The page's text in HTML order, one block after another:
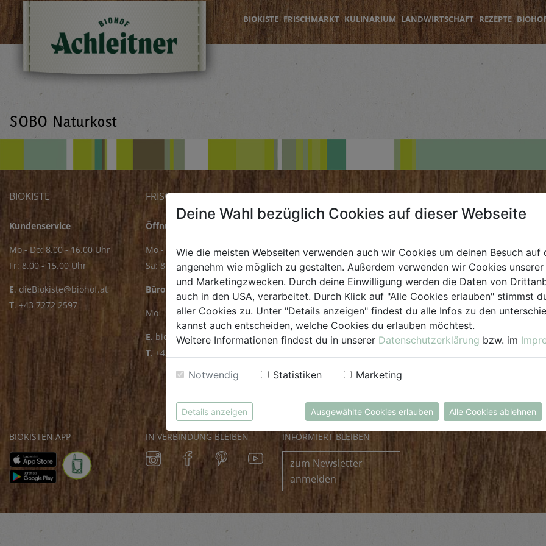
BIOKISTE FRISCHMARKT KULINARIUM LANDWIRTSCHAFT REZEPTE
SOBO Naturkost
BIOKISTE
Kundenservice
Mo - Do: 8.00 - 16.00 Uhr
Fr: 8.00 - 15.00 Uhr
E. dieBiokiste@biohof.at
T. +43 7272 2597
FRISCHMARKT
Öffnungszeiten
Mo - Fr: 8.00 - 18.00 Uhr
Sa: 8.00 - 14.00 Uhr
Bürozeiten
Mo - Fr: 8.00 - 16.00 Uhr
E. biofrischmarkt@biohof.at
T. +43 7272 4859 70
KULINARIUM
Öffnungszeiten
Mo - Fr: 8.00 - 14.30 Uhr
Sa: 8.00 - 13.30 Uhr
E.biokulinarium@biohof.at
T.+43 7272 4859 60
GROSSHANDEL
Mo - Do: 8.00 - 16.00 Uhr
Fr: 8.00 - 12.00 Uhr
E .verkauf@biohof.at
.+43 7272 4859 50
BIOKISTEN APP IN VERBINDUNG BLEIBEN INFORMIERT BLEIBEN
zum Newsletter
anmelden
Deine Wahl bezüglich Cookies auf dieser Webseite
Wie die meisten Webseiten verwenden auch wir Cookies um deinen Besuch auf
angenehm wie möglich zu gestalten. Außerdem verwenden wir Cookies
und Marketingzwecken. Durch deine Einwilligung werden die Daten von
auch in den USA, verarbeitet. Durch Klick auf "Alle Cookies erlauben" stimmst
aller Cookies zu. Unter "Details anzeigen" findest du alle Infos zu den
kannst auch entscheiden, welche Cookies du erlauben möchtest.
Weitere Informationen findest du in unserer Datenschutzerklärung bzw. im
Notwendig Statistiken Marketing
Details anzeigen Ausgewählte Cookies erlauben Alle Cookies ablehnen